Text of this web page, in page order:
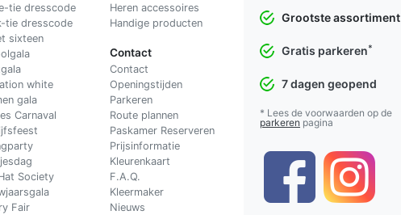
tie dresscode
tie dresscode
sixteen
white
gala
Carnaval
Society
Fair
Heren accessoires
Handige producten
Contact
Contact
Openingstijden
Parkeren
Route plannen
Paskamer Reserveren
Prijsinformatie
Kleurenkaart
F.A.Q.
Kleermaker
Nieuws
Grootste assortiment
Gratis parkeren*
7 dagen geopend
* Lees de voorwaarden op de
parkeren pagina